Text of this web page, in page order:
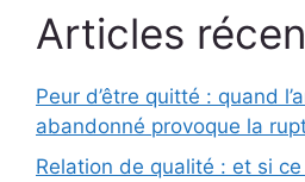
Articles
Peur d’être quitté : quand
abandonné provoque la
Relation de qualité : et si ce